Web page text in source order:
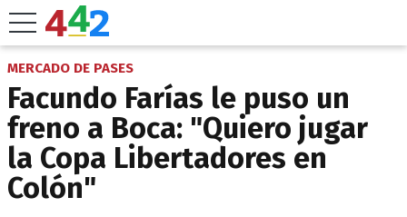
MERCADO DE PASES
Facundo Farías le puso un
freno a Boca: "Quiero jugar
la Copa Libertadores en
Colón"